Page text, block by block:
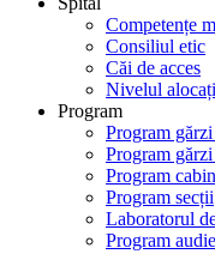
Competențe
Consiliul etic
Căi de acces
Nivelul
Program
Program
Program
Program
Program secții
Laboratorul
Program